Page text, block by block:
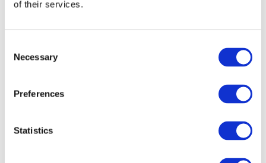
of their services.
Selection
Necessary
Preferences
Statistics
Veranstaltungen